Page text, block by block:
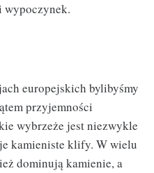
wypoczynek.
europejskich bylibyśmy
przyjemności
wybrzeże jest niezwykle
kamieniste klify. W wielu
dominują kamienie, a